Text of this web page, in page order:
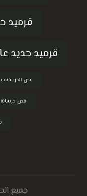
قرميد
قرميد حديد
قص الخرسانة
قص
جميع